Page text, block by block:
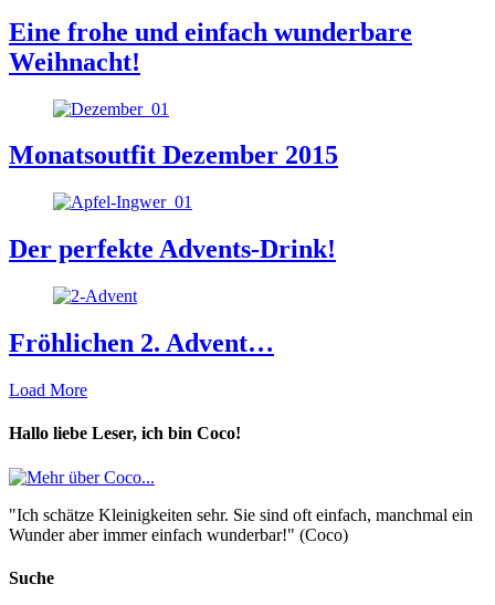
Eine frohe und einfach wunderbare
Weihnacht!
Monatsoutfit Dezember 2015
Der perfekte Advents-Drink!
Fröhlichen 2. Advent…
Load More
Hallo liebe Leser, ich bin Coco!
"Ich schätze Kleinigkeiten sehr. Sie sind oft einfach, manchmal ein
Wunder aber immer einfach wunderbar!" (Coco)
Suche